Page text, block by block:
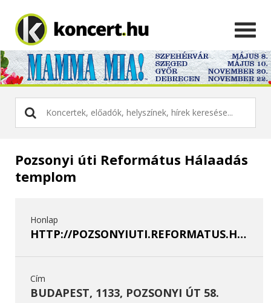
Pozsonyi úti Református Hálaadás
templom
Honlap
HTTP://POZSONYIUTI.REFORMATUS.HU/PORTAL/INDEX.PHP
Cím
BUDAPEST, 1133, POZSONYI ÚT 58.